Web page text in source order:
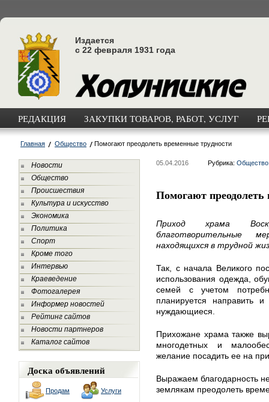
Издается
с 22 февраля 1931 года
РЕДАКЦИЯ ЗАКУПКИ ТОВАРОВ, РАБОТ, УСЛУГ
Главная Общество Помогают преодолеть временные трудности
Новости
Общество
Происшествия
Культура и искусство
Экономика
Политика
Спорт
Кроме того
Интервью
Краеведение
Фотогалерея
Информер новостей
Рейтинг сайтов
Новости партнеров
Каталог сайтов
Доска объявлений
Продам Услуги
05.04.2016 Рубрика: Общество
Помогают преодолеть
Приход храма
благотворительные
находящихся в трудной
Так, с начала Великого
использования одежда,
семей с учетом
планируется направить
нуждающиеся.
Прихожане храма также
многодетных и
желание посадить ее на
Выражаем благодарность
землякам преодолеть